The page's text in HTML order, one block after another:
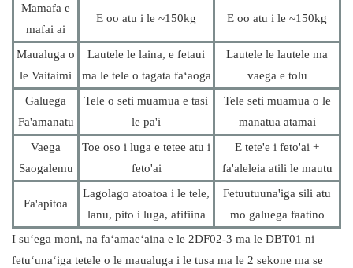
Mamafa e
mafai ai
E oo atu i le ~150kg E oo atu i le ~150kg
Maualuga o
le Vaitaimi
Lautele le laina, e fetaui
ma le tele o tagata faʻaoga
Lautele le lautele ma
vaega e tolu
Galuega
Fa'amanatu
Tele o seti muamua e tasi
le pa'i
Tele seti muamua o le
manatua atamai
Vaega
Saogalemu
Toe oso i luga e tetee atu i
feto'ai
E tete'e i feto'ai +
fa'aleleia atili le mautu
Fa'apitoa
Lagolago atoatoa i le tele,
lanu, pito i luga, afifiina
Fetuutuuna'iga sili atu
mo galuega faatino
I suʻega moni, na faʻamaeʻaina e le 2DF02-3 ma le DBT01 ni
fetuʻunaʻiga tetele o le maualuga i le tusa ma le 2 sekone ma se